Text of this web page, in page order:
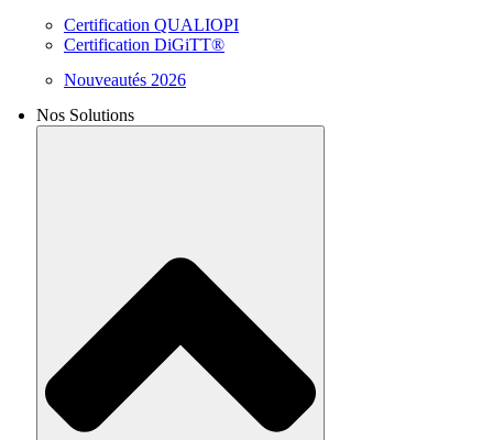
Certification QUALIOPI
Certification DiGiTT®
Nouveautés 2026
Nos Solutions